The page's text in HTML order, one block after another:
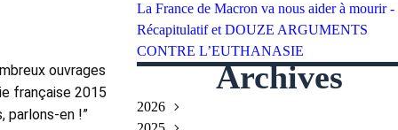
ouvrages
française 2015
parlons-en !”
La France de Macron va nous aider à mourir -
Récapitulatif et DOUZE ARGUMENTS
CONTRE L’EUTHANASIE
Archives
2026